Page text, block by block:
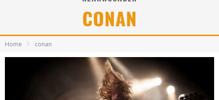
Shorts #149 met onder meer No Cure, Eva Under Fire, The Hu en Sleeping With Sirens
CONAN
Home conan